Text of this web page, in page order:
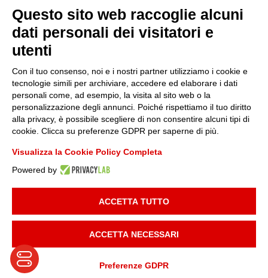
Sostenibilità
Media
Whistleblowing
INFORMATIVA PRIVACY
DEVELOPED BYMAILANDER
Questo sito web raccoglie alcuni
dati personali dei visitatori e
utenti
Con il tuo consenso, noi e i nostri partner utilizziamo i cookie e
tecnologie simili per archiviare, accedere ed elaborare i dati
personali come, ad esempio, la visita al sito web o la
personalizzazione degli annunci. Poiché rispettiamo il tuo diritto
alla privacy, è possibile scegliere di non consentire alcuni tipi di
cookie. Clicca su preferenze GDPR per saperne di più.
Visualizza la Cookie Policy Completa
Powered by
ACCETTA TUTTO
ACCETTA NECESSARI
Preferenze GDPR